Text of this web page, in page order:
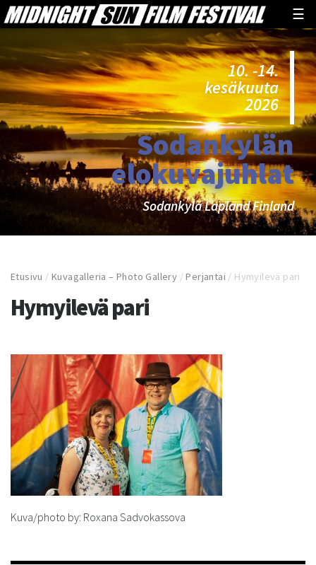
☰
10. -14.
kesäkuuta
2026
Sodankylän
elokuvajuhlat
Sodankylä Lapland Finland
Etusivu /Kuvagalleria – Photo Gallery /Perjantai / Hymyilevä pari
Hymyilevä pari
Kuva/photo by: Roxana Sadvokassova